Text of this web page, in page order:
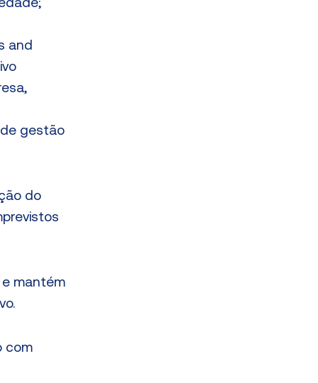
and
gestão
do
mantém
com